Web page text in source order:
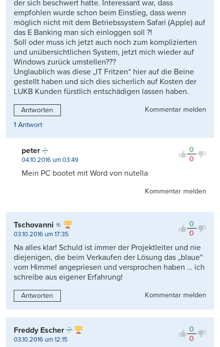
der sich beschwert hatte. Interessant war, dass
empfohlen wurde schon beim Einstieg, dass wenn
möglich nicht mit dem Betriebssystem Safari (Apple) auf
das E Banking man sich einloggen soll ?!
Soll oder muss ich jetzt auch noch zum komplizierten
und unübersichtlichen System, jetzt mich wieder auf
Windows zurück umstellen???
Unglaublich was diese „IT Fritzen“ hier auf die Beine
gestellt haben und sich dies sicherlich auf Kosten der
LUKB Kunden fürstlich entschädigen lassen haben.
Antworten
Kommentar melden
1 Antwort
0
0
peter
04.10.2016 um 03:49
Mein PC bootet mit Word von nutella
Kommentar melden
0
0
Tschovanni
03.10.2016 um 17:35
Na alles klar! Schuld ist immer der Projektleiter und nie
diejenigen, die beim Verkaufen der Lösung das „blaue“
vom Himmel angepriesen und versprochen haben … ich
schreibe aus eigener Erfahrung!
Antworten Kommentar melden
0
0
Freddy Escher
03.10.2016 um 12:15